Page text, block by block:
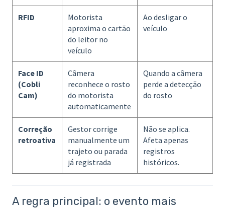
RFID
Motorista
aproxima o cartão
do leitor no
veículo
Ao desligar o
veículo
Face ID
(Cobli
Cam)
Câmera
reconhece o rosto
do motorista
automaticamente
Quando a câmera
perde a detecção
do rosto
Correção
retroativa
Gestor corrige
manualmente um
trajeto ou parada
já registrada
Não se aplica.
Afeta apenas
registros
históricos.
A regra principal: o evento mais